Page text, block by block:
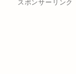
スポンサーリンク